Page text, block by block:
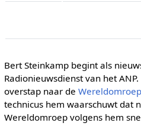
Bert Steinkamp begint als
Radionieuwsdienst van het
overstap naar de Wereldomroep
technicus hem waarschuwt dat
Wereldomroep volgens hem